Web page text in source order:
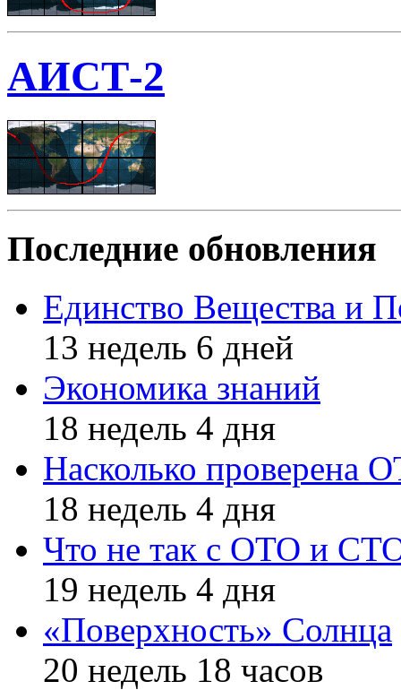
АИСТ-2
Последние обновления
Единство Вещества и
13 недель 6 дней
Экономика знаний
18 недель 4 дня
Насколько проверена
18 недель 4 дня
Что не так с ОТО и
19 недель 4 дня
«Поверхность» Солнца
20 недель 18 часов